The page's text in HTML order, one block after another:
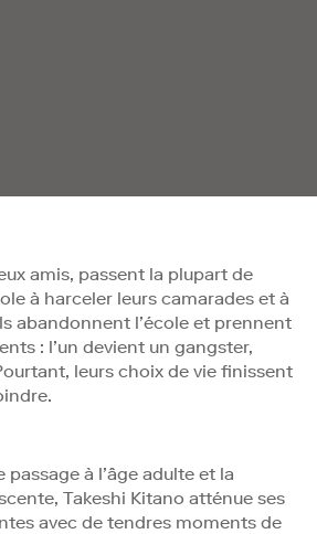
amis, passent la plupart de
à harceler leurs camarades et à
abandonnent l’école et prennent
: l’un devient un gangster,
leurs choix de vie finissent
passage à l’âge adulte et la
Takeshi Kitano atténue ses
avec de tendres moments de